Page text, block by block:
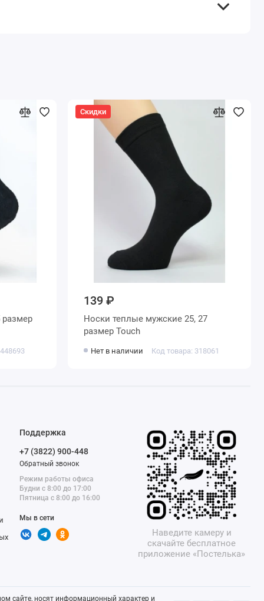
Скидки
139 ₽
Носки теплые мужские 25, 27
размер Touch
Нет в наличии Код товара: 318061
Поддержка
+7 (3822) 900-448
Обратный звонок
Режим работы офиса
Будни с 8:00 до 17:00
Пятница с 8:00 до 16:00
Мы в сети
Наведите камеру и
скачайте бесплатное
приложение «Постелька»
сайте, носят информационный характер и